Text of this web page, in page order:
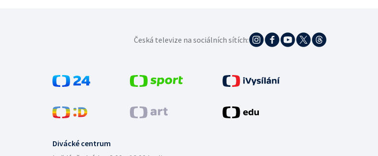
Divácké centrum
Česká televize na sociálních sítích: